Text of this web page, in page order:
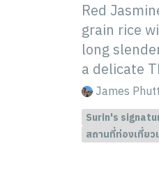
Red
grain rice
long
a delicate
James
Surin's
สถานที่ท่องเที่ยว